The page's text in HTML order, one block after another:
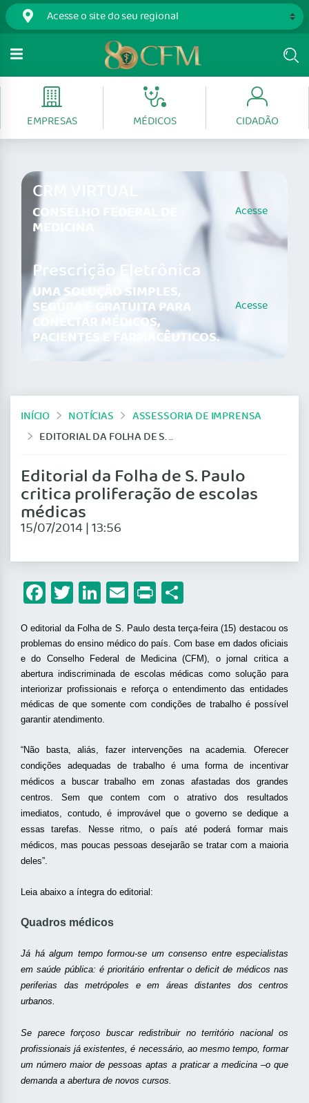
EMPRESAS MÉDICOS CIDADÃO
CRM VIRTUAL
CONSELHO FEDERAL DE
MEDICINA
Acesse
Prescrição Eletrônica
UMA SOLUÇÃO SIMPLES,
SEGURA E GRATUITA PARA
CONECTAR MÉDICOS,
PACIENTES E FARMACÊUTICOS.
Acesse
INÍCIO NOTÍCIAS
ASSESSORIA DE IMPRENSA
EDITORIAL DA FOLHA DE S. PAULO CRITICA PROLIFERAÇÃO DE ESCOLAS MÉDICAS
Editorial da Folha de S. Paulo
critica proliferação de escolas
médicas
15/07/2014 | 13:56
Facebook
Twitter
LinkedIn
Email
Print
O editorial da Folha de S. Paulo desta terça-feira (15) destacou os
problemas do ensino médico do país. Com base em dados oficiais
e do Conselho Federal de Medicina (CFM), o jornal critica a
abertura indiscriminada de escolas médicas como solução para
interiorizar profissionais e reforça o entendimento das entidades
médicas de que somente com condições de trabalho é possível
garantir atendimento.
“Não basta, aliás, fazer intervenções na academia. Oferecer
condições adequadas de trabalho é uma forma de incentivar
médicos a buscar trabalho em zonas afastadas dos grandes
centros. Sem que contem com o atrativo dos resultados
imediatos, contudo, é improvável que o governo se dedique a
essas tarefas. Nesse ritmo, o país até poderá formar mais
médicos, mas poucas pessoas desejarão se tratar com a maioria
deles”.
Leia abaixo a íntegra do editorial:
Quadros médicos
Já há algum tempo formou-se um consenso entre especialistas
em saúde pública: é prioritário enfrentar o deficit de médicos nas
periferias das metrópoles e em áreas distantes dos centros
urbanos.
Se parece forçoso buscar redistribuir no território nacional os
profissionais já existentes, é necessário, ao mesmo tempo, formar
um número maior de pessoas aptas a praticar a medicina –o que
demanda a abertura de novos cursos.